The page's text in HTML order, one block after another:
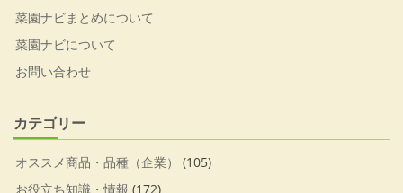
菜園ナビまとめについて
菜園ナビについて
お問い合わせ
カテゴリー
オススメ商品・品種（企業）
(105)
お役立ち知識・情報 (172)